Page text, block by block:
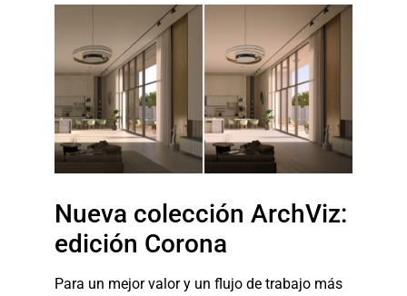
Nueva colección ArchViz:
edición Corona
Para un mejor valor y un flujo de trabajo más